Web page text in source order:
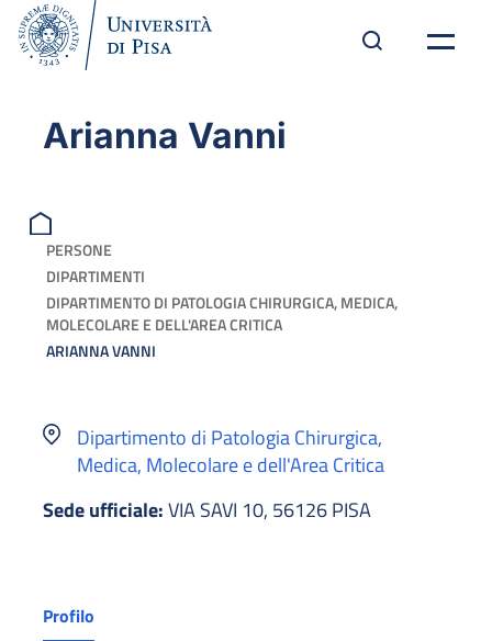
Arianna Vanni
PERSONE
DIPARTIMENTI
DIPARTIMENTO DI PATOLOGIA CHIRURGICA, MEDICA,
MOLECOLARE E DELL'AREA CRITICA
ARIANNA VANNI
Dipartimento di Patologia Chirurgica,
Medica, Molecolare e dell'Area Critica
Sede ufficiale:VIA SAVI 10, 56126 PISA
Profilo